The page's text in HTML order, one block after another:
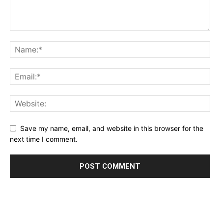
Save my name, email, and website in this browser for the
next time I comment.